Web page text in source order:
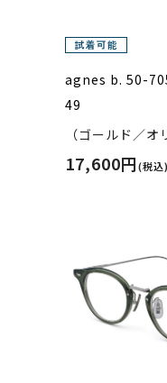
agnes b. 50-
49
（ゴールド／オ
17,600円(税込)